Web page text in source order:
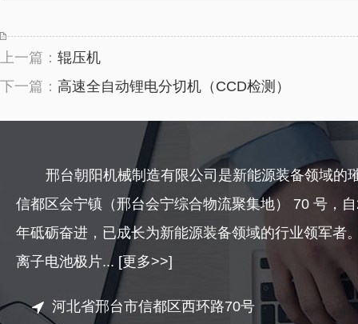
上一篇： 辊压机
下一篇： 高速全自动锂电分切机（CCD检测）
邢台朝阳机械制造有限公司是新能源装备领域的
信都区会宁镇（邢台会宁综合物流聚集地）
70 号，自
年砥砺奋进，已成长为新能源装备领域的行业领军者
离子电池极片... [更多>>]
河北省邢台市信都区西环路70号